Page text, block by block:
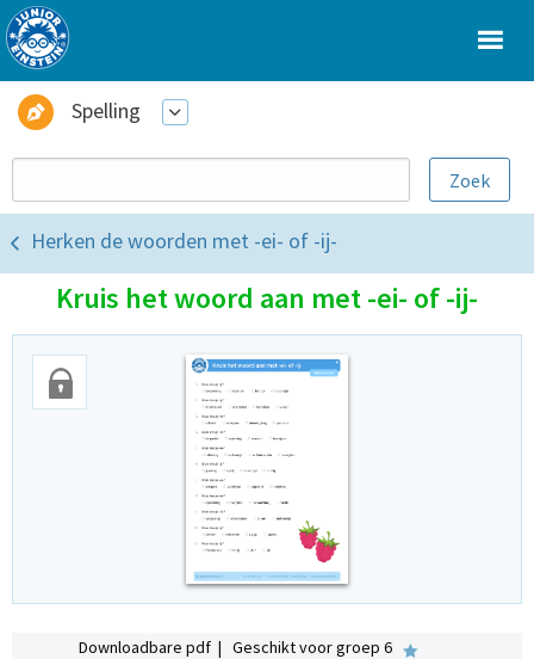
Spelling
Herken de woorden met -ei- of -ij-
Kruis het woord aan met -ei- of -ij-
Downloadbare pdf | Geschikt voor groep 6